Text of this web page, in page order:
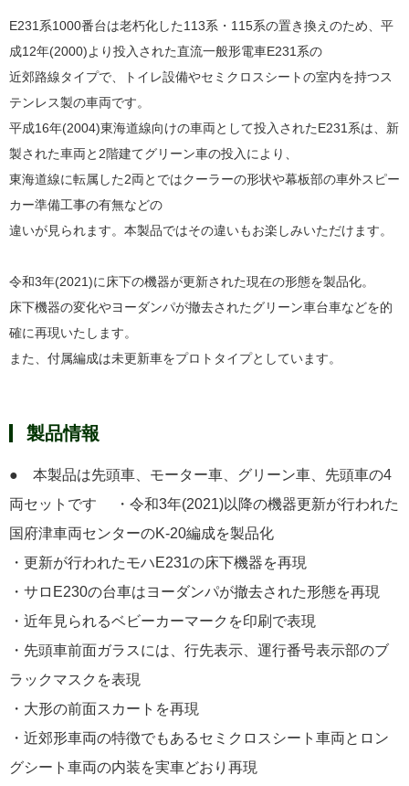
E231系1000番台は老朽化した113系・115系の置き換えのため、平
成12年(2000)より投入された直流一般形電車E231系の
近郊路線タイプで、トイレ設備やセミクロスシートの室内を持つス
テンレス製の車両です。
平成16年(2004)東海道線向けの車両として投入されたE231系は、新
製された車両と2階建てグリーン車の投入により、
東海道線に転属した2両とではクーラーの形状や幕板部の車外スピー
カー準備工事の有無などの
違いが見られます。本製品ではその違いもお楽しみいただけます。
令和3年(2021)に床下の機器が更新された現在の形態を製品化。
床下機器の変化やヨーダンパが撤去されたグリーン車台車などを的
確に再現いたします。
また、付属編成は未更新車をプロトタイプとしています。
製品情報
● 本製品は先頭車、モーター車、グリーン車、先頭車の4
両セットです ・令和3年(2021)以降の機器更新が行われた
国府津車両センターのK-20編成を製品化
・更新が行われたモハE231の床下機器を再現
・サロE230の台車はヨーダンパが撤去された形態を再現
・近年見られるベビーカーマークを印刷で表現
・先頭車前面ガラスには、行先表示、運行番号表示部のブ
ラックマスクを表現
・大形の前面スカートを再現
・近郊形車両の特徴でもあるセミクロスシート車両とロン
グシート車両の内装を実車どおり再現